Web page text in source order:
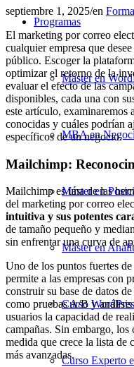
Programas
Máster en
MBA en
Máster en
Máster en
Curso
Curso Experto
septiembre 1, 2025/en
El marketing por correo
cualquier empresa que
público. Escoger la
optimizar el retorno de la
evaluar el efecto de las
disponibles, cada una con
este artículo, examinaremos
conocidas y cuáles podrían
específicos de un negocio.
Mailchimp:
Mailchimp es una de las
del marketing por correo
intuitiva y sus potentes
de tamaño pequeño y
sin enfrentar una curva de
Uno de los puntos fuertes
permite a las empresas con
construir su base de datos
como pruebas A/B y
usuarios la capacidad de
campañas. Sin embargo, los
medida que crece la lista de
más avanzadas.